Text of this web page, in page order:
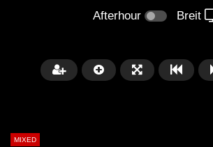
Afterhour Breit
MIXED